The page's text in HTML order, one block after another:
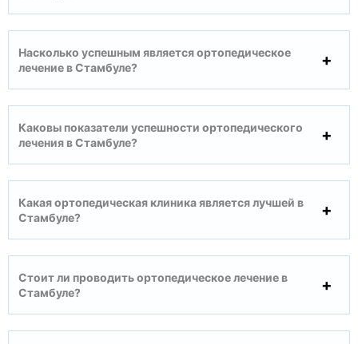
Насколько успешным является ортопедическое
лечение в Стамбуле?
Каковы показатели успешности ортопедического
лечения в Стамбуле?
Какая ортопедическая клиника является лучшей в
Стамбуле?
Стоит ли проводить ортопедическое лечение в
Стамбуле?